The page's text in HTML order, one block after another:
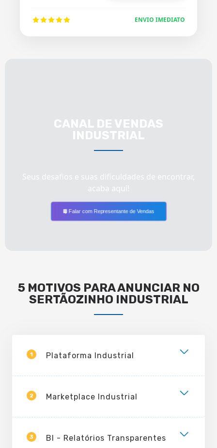
ENVIO IMEDIATO
CANAL DE VENDAS
INDUSTRIAL
Seus desafios e suas dificuldades de encontrar,
acaba aqui!
Falar com Representante de Vendas
5 MOTIVOS PARA ANUNCIAR NO
SERTÃOZINHO INDUSTRIAL
1 Plataforma Industrial
2 Marketplace Industrial
3 BI - Relatórios Transparentes